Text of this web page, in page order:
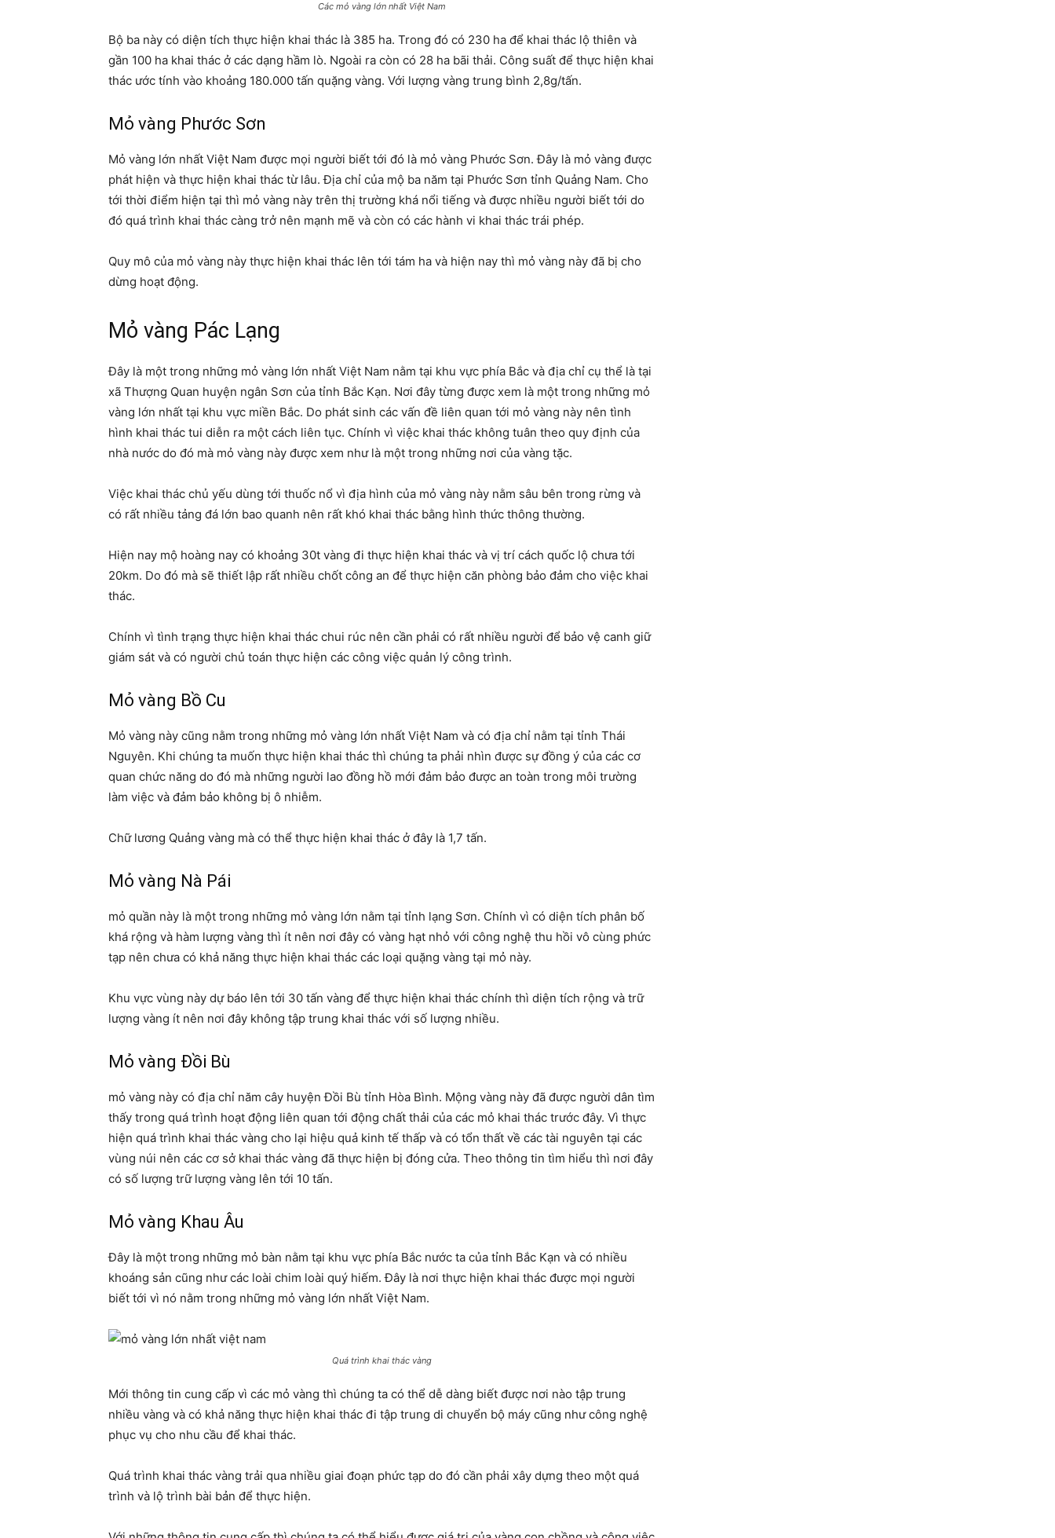
Các mỏ vàng lớn nhất Việt Nam
Bộ ba này có diện tích thực hiện khai thác là 385 ha. Trong đó có 230 ha để khai thác lộ thiên và
gần 100 ha khai thác ở các dạng hầm lò. Ngoài ra còn có 28 ha bãi thải. Công suất để thực hiện khai
thác ước tính vào khoảng 180.000 tấn quặng vàng. Với lượng vàng trung bình 2,8g/tấn.
Mỏ vàng Phước Sơn
Mỏ vàng lớn nhất Việt Nam được mọi người biết tới đó là mỏ vàng Phước Sơn. Đây là mỏ vàng được
phát hiện và thực hiện khai thác từ lâu. Địa chỉ của mộ ba năm tại Phước Sơn tỉnh Quảng Nam. Cho
tới thời điểm hiện tại thì mỏ vàng này trên thị trường khá nổi tiếng và được nhiều người biết tới do
đó quá trình khai thác càng trở nên mạnh mẽ và còn có các hành vi khai thác trái phép.
Quy mô của mỏ vàng này thực hiện khai thác lên tới tám ha và hiện nay thì mỏ vàng này đã bị cho
dừng hoạt động.
Mỏ vàng Pác Lạng
Đây là một trong những mỏ vàng lớn nhất Việt Nam nằm tại khu vực phía Bắc và địa chỉ cụ thể là tại
xã Thượng Quan huyện ngân Sơn của tỉnh Bắc Kạn. Nơi đây từng được xem là một trong những mỏ
vàng lớn nhất tại khu vực miền Bắc. Do phát sinh các vấn đề liên quan tới mỏ vàng này nên tình
hình khai thác tui diễn ra một cách liên tục. Chính vì việc khai thác không tuân theo quy định của
nhà nước do đó mà mỏ vàng này được xem như là một trong những nơi của vàng tặc.
Việc khai thác chủ yếu dùng tới thuốc nổ vì địa hình của mỏ vàng này nằm sâu bên trong rừng và
có rất nhiều tảng đá lớn bao quanh nên rất khó khai thác bằng hình thức thông thường.
Hiện nay mộ hoàng nay có khoảng 30t vàng đi thực hiện khai thác và vị trí cách quốc lộ chưa tới
20km. Do đó mà sẽ thiết lập rất nhiều chốt công an để thực hiện căn phòng bảo đảm cho việc khai
thác.
Chính vì tình trạng thực hiện khai thác chui rúc nên cần phải có rất nhiều người để bảo vệ canh giữ
giám sát và có người chủ toán thực hiện các công việc quản lý công trình.
Mỏ vàng Bồ Cu
Mỏ vàng này cũng nằm trong những mỏ vàng lớn nhất Việt Nam và có địa chỉ nằm tại tỉnh Thái
Nguyên. Khi chúng ta muốn thực hiện khai thác thì chúng ta phải nhìn được sự đồng ý của các cơ
quan chức năng do đó mà những người lao đồng hồ mới đảm bảo được an toàn trong môi trường
làm việc và đảm bảo không bị ô nhiễm.
Chữ lương Quảng vàng mà có thể thực hiện khai thác ở đây là 1,7 tấn.
Mỏ vàng Nà Pái
mỏ quần này là một trong những mỏ vàng lớn nằm tại tỉnh lạng Sơn. Chính vì có diện tích phân bố
khá rộng và hàm lượng vàng thì ít nên nơi đây có vàng hạt nhỏ với công nghệ thu hồi vô cùng phức
tạp nên chưa có khả năng thực hiện khai thác các loại quặng vàng tại mỏ này.
Khu vực vùng này dự báo lên tới 30 tấn vàng để thực hiện khai thác chính thì diện tích rộng và trữ
lượng vàng ít nên nơi đây không tập trung khai thác với số lượng nhiều.
Mỏ vàng Đồi Bù
mỏ vàng này có địa chỉ năm cây huyện Đồi Bù tỉnh Hòa Bình. Mộng vàng này đã được người dân tìm
thấy trong quá trình hoạt động liên quan tới động chất thải của các mỏ khai thác trước đây. Vì thực
hiện quá trình khai thác vàng cho lại hiệu quả kinh tế thấp và có tổn thất về các tài nguyên tại các
vùng núi nên các cơ sở khai thác vàng đã thực hiện bị đóng cửa. Theo thông tin tìm hiểu thì nơi đây
có số lượng trữ lượng vàng lên tới 10 tấn.
Mỏ vàng Khau Âu
Đây là một trong những mỏ bàn nằm tại khu vực phía Bắc nước ta của tỉnh Bắc Kạn và có nhiều
khoáng sản cũng như các loài chim loài quý hiếm. Đây là nơi thực hiện khai thác được mọi người
biết tới vì nó nằm trong những mỏ vàng lớn nhất Việt Nam.
Quá trình khai thác vàng
Mới thông tin cung cấp vì các mỏ vàng thì chúng ta có thể dễ dàng biết được nơi nào tập trung
nhiều vàng và có khả năng thực hiện khai thác đi tập trung di chuyển bộ máy cũng như công nghệ
phục vụ cho nhu cầu để khai thác.
Quá trình khai thác vàng trải qua nhiều giai đoạn phức tạp do đó cần phải xây dựng theo một quá
trình và lộ trình bài bản để thực hiện.